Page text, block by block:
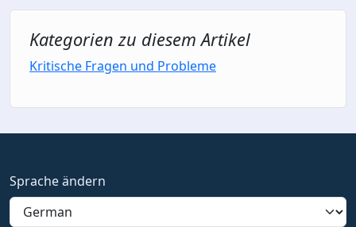
Kategorien zu diesem Artikel
Kritische Fragen und Probleme
Sprache ändern